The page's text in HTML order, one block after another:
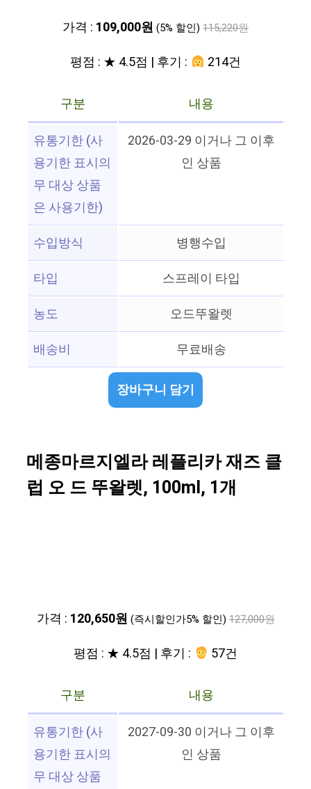
가격 : 109,000원 (5% 할인) 115,220원
평점 : ★ 4.5점 | 후기 : 214건
구분
내용
유통기한 (사
용기한 표시의
무 대상 상품
은 사용기한)
2026-03-29 이거나 그 이후
인 상품
수입방식
병행수입
타입
스프레이 타입
농도
오드뚜왈렛
배송비
무료배송
장바구니 담기
메종마르지엘라 레플리카 재즈 클
럽 오 드 뚜왈렛, 100ml, 1개
가격 : 120,650원 (즉시할인가5% 할인) 127,000원
평점 : ★ 4.5점 | 후기 : 57건
구분
내용
유통기한 (사
용기한 표시의
무 대상 상품
2027-09-30 이거나 그 이후
인 상품